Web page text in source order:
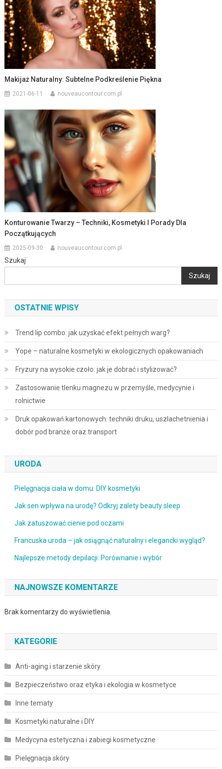
Makijaż Naturalny: Subtelne Podkreślenie Piękna
2021-06-11 nouveaucontour.com.pl
Konturowanie Twarzy – Techniki, Kosmetyki I Porady Dla
Początkujących
2025-09-30 nouveaucontour.com.pl
Szukaj
Szukaj
OSTATNIE WPISY
Trend lip combo: jak uzyskać efekt pełnych warg?
Yope – naturalne kosmetyki w ekologicznych opakowaniach
Fryzury na wysokie czoło: jak je dobrać i stylizować?
Zastosowanie tlenku magnezu w przemyśle, medycynie i
rolnictwie
Druk opakowań kartonowych: techniki druku, uszlachetnienia i
dobór pod branże oraz transport
URODA
Pielęgnacja ciała w domu: DIY kosmetyki
Jak sen wpływa na urodę? Odkryj zalety beauty sleep
Jak zatuszować cienie pod oczami
Francuska uroda – jak osiągnąć naturalny i elegancki wygląd?
Najlepsze metody depilacji: Porównanie i wybór
NAJNOWSZE KOMENTARZE
Brak komentarzy do wyświetlenia.
KATEGORIE
Anti-aging i starzenie skóry
Bezpieczeństwo oraz etyka i ekologia w kosmetyce
Inne tematy
Kosmetyki naturalne i DIY
Medycyna estetyczna i zabiegi kosmetyczne
Pielęgnacja skóry